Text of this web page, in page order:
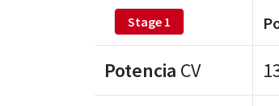
Stage 1
Potencia CV